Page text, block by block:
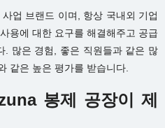
업 브랜드 이며, 항상 국내외 기업
용에 대한 요구를 해결해주고 공급
. 많은 경험, 좋은 직원들과 같은 많
같은 높은 평가를 받습니다.
봉제 공장이 제